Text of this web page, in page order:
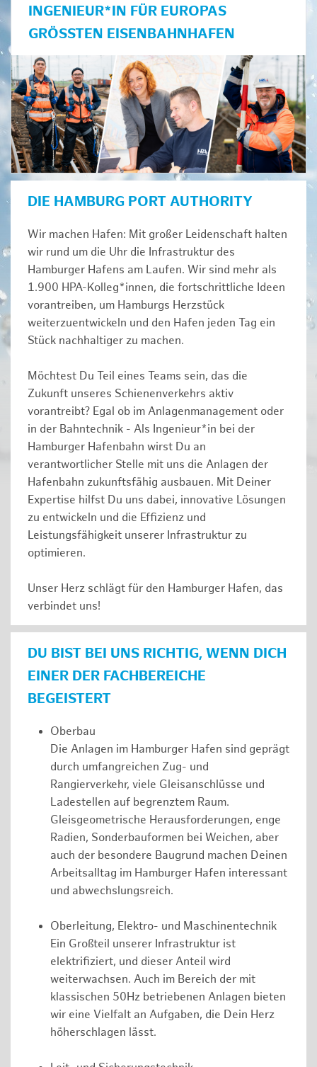
INGENIEUR*IN FÜR EUROPAS
GRÖSSTEN EISENBAHNHAFEN
DIE HAMBURG PORT AUTHORITY
Wir machen Hafen: Mit großer Leidenschaft halten
wir rund um die Uhr die Infrastruktur des
Hamburger Hafens am Laufen. Wir sind mehr als
1.900 HPA-Kolleg*innen, die fortschrittliche Ideen
vorantreiben, um Hamburgs Herzstück
weiterzuentwickeln und den Hafen jeden Tag ein
Stück nachhaltiger zu machen.
Möchtest Du Teil eines Teams sein, das die
Zukunft unseres Schienenverkehrs aktiv
vorantreibt? Egal ob im Anlagenmanagement oder
in der Bahntechnik - Als Ingenieur*in bei der
Hamburger Hafenbahn wirst Du an
verantwortlicher Stelle mit uns die Anlagen der
Hafenbahn zukunftsfähig ausbauen. Mit Deiner
Expertise hilfst Du uns dabei, innovative Lösungen
zu entwickeln und die Effizienz und
Leistungsfähigkeit unserer Infrastruktur zu
optimieren.
Unser Herz schlägt für den Hamburger Hafen, das
verbindet uns!
DU BIST BEI UNS RICHTIG, WENN DICH
EINER DER FACHBEREICHE
BEGEISTERT
Oberbau
Die Anlagen im Hamburger Hafen sind geprägt
durch umfangreichen Zug- und
Rangierverkehr, viele Gleisanschlüsse und
Ladestellen auf begrenztem Raum.
Gleisgeometrische Herausforderungen, enge
Radien, Sonderbauformen bei Weichen, aber
auch der besondere Baugrund machen Deinen
Arbeitsalltag im Hamburger Hafen interessant
und abwechslungsreich.
Oberleitung, Elektro- und Maschinentechnik
Ein Großteil unserer Infrastruktur ist
elektrifiziert, und dieser Anteil wird
weiterwachsen. Auch im Bereich der mit
klassischen 50Hz betriebenen Anlagen bieten
wir eine Vielfalt an Aufgaben, die Dein Herz
höherschlagen lässt.